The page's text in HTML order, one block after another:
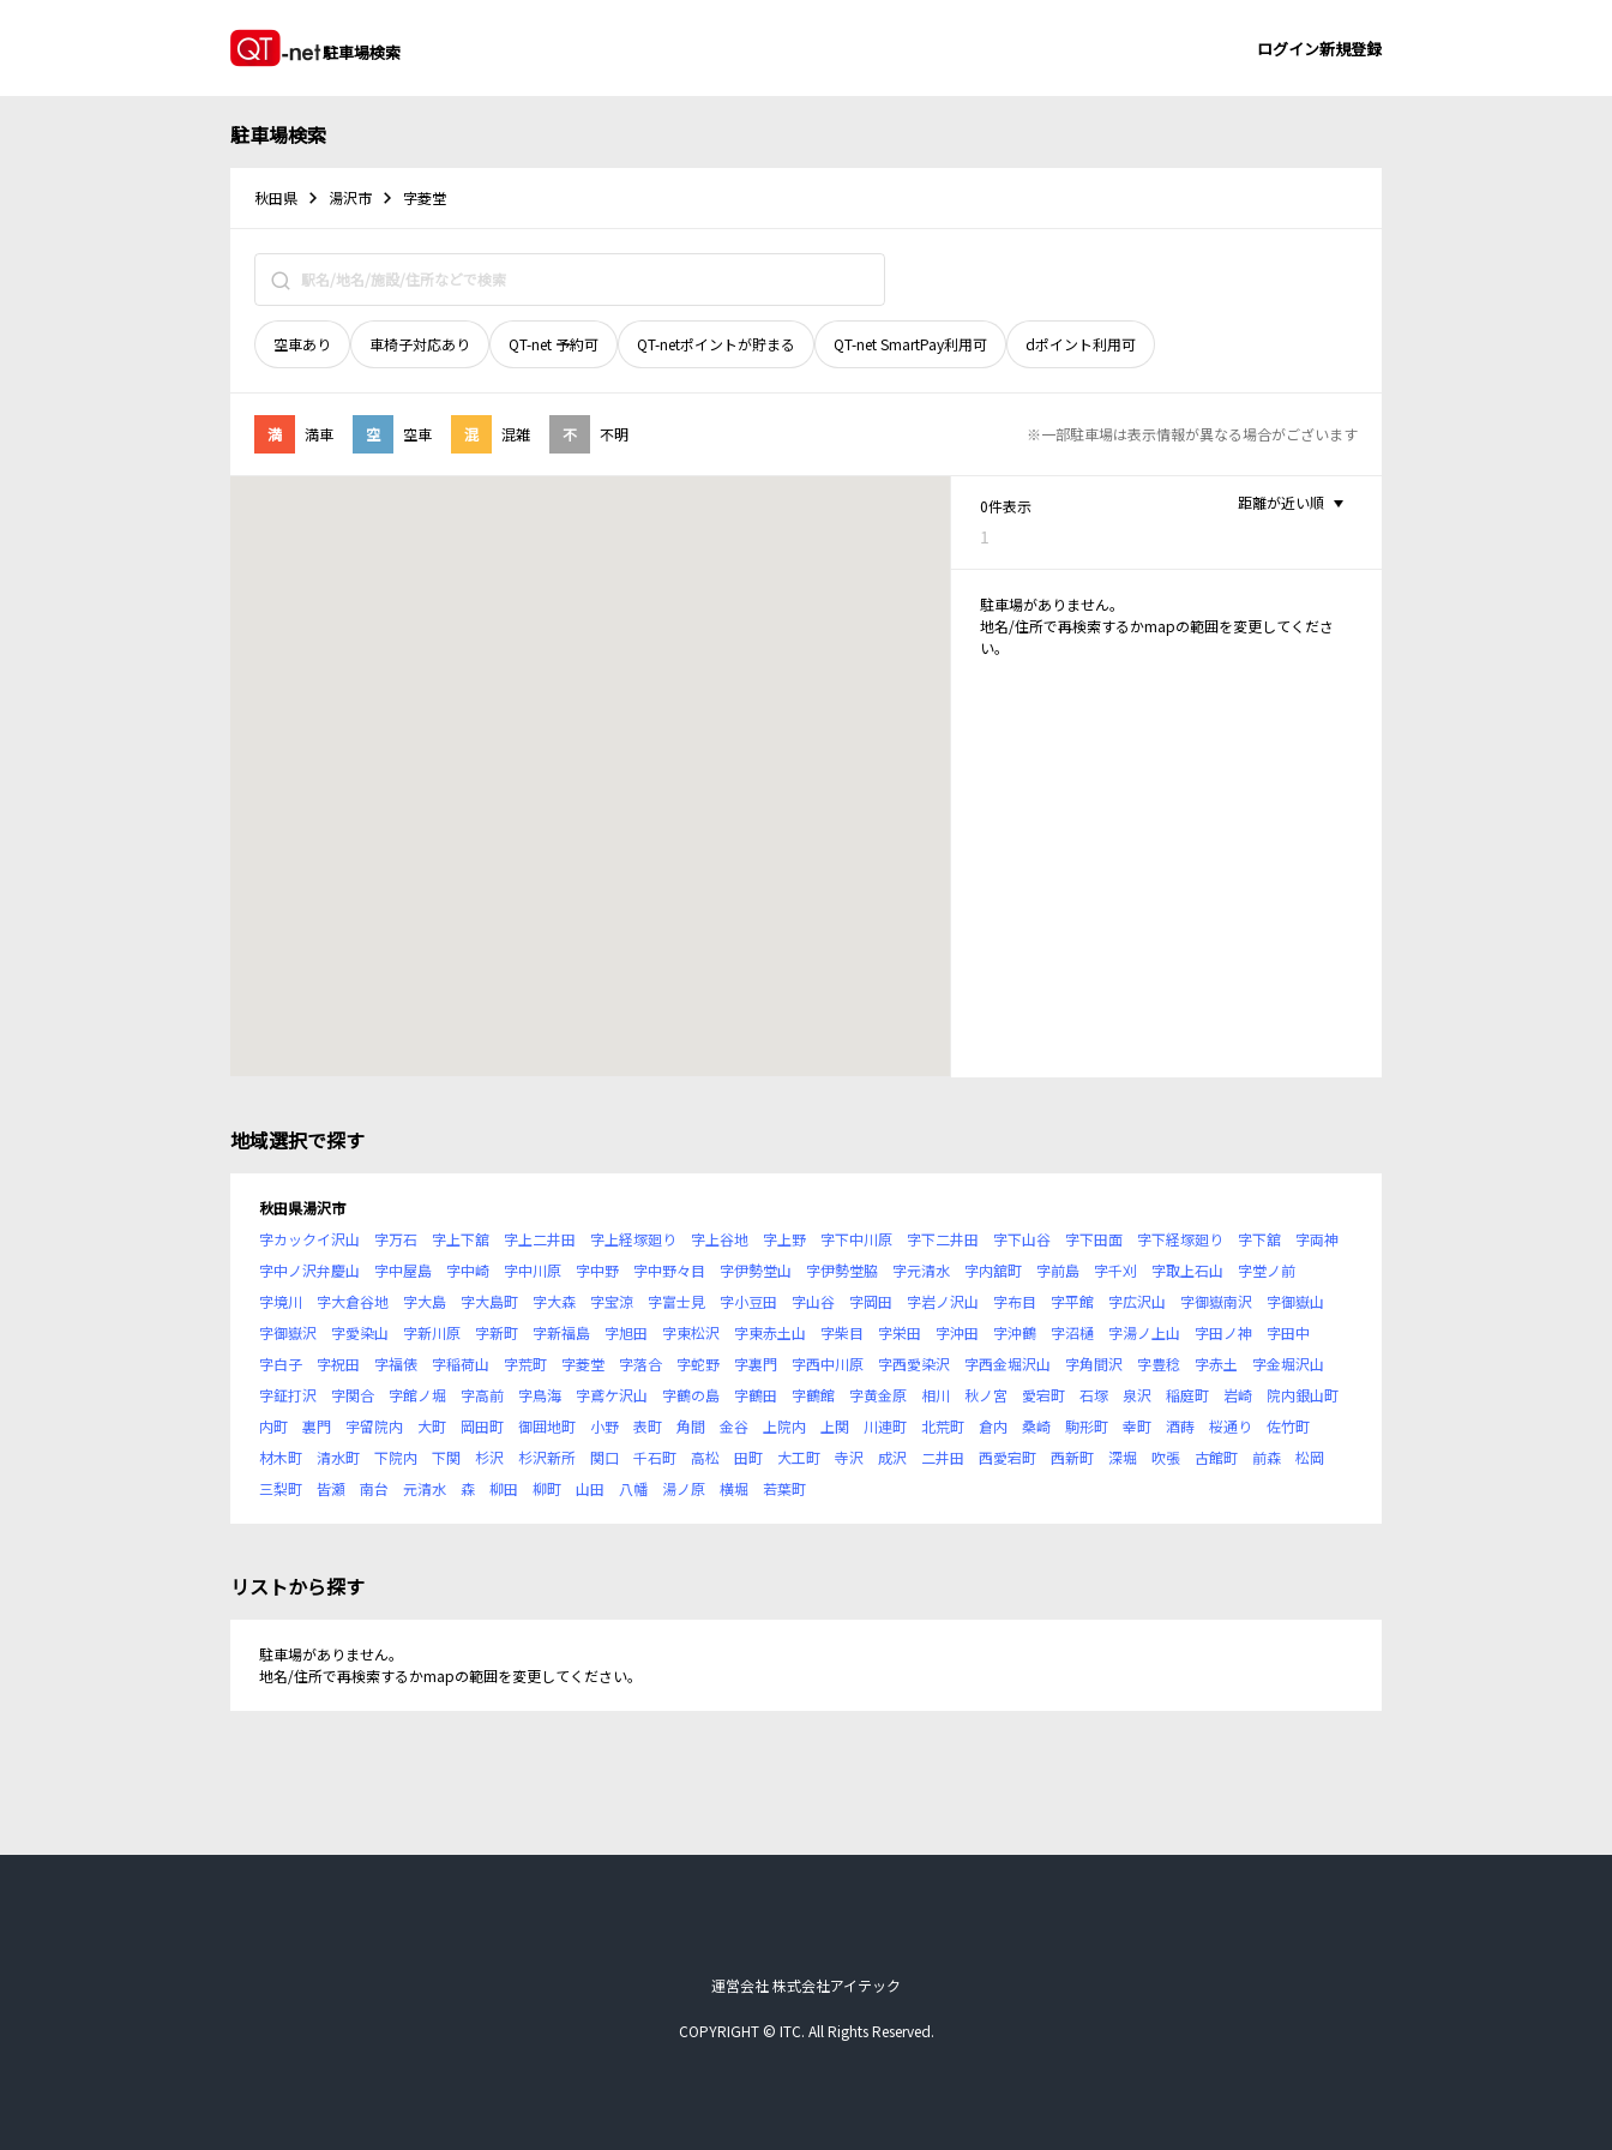
駐車場検索 ログイン新規登録
駐車場検索
秋田県 湯沢市 字菱堂
空車あり 車椅子対応あり QT-net 予約可 QT-netポイントが貯まる QT-net SmartPay利用可 dポイント利用可
満 満車 空 空車 混 混雑 不 不明 ※一部駐車場は表示情報が異なる場合がございます
0件表示
1
距離が近い順
駐車場がありません。
地名/住所で再検索するかmapの範囲を変更してくださ
い。
地域選択で探す
秋田県湯沢市
字カックイ沢山
字万石 字上下舘 字上二井田 字上経塚廻り 字上谷地 字上野 字下中川原 字下二井田 字下山谷 字下田面 字下経塚廻り 字下舘
字両神
字中ノ沢弁慶山
字中屋島 字中崎 字中川原 字中野 字中野々目 字伊勢堂山 字伊勢堂脇 字元清水 字内舘町 字前島 字千刈 字取上石山
字堂ノ前
字境川
字大倉谷地 字大島 字大島町 字大森 字宝涼 字富士見 字小豆田 字山谷 字岡田 字岩ノ沢山 字布目 字平館 字広沢山 字御嶽南沢
字御嶽山
字御嶽沢
字愛染山 字新川原 字新町 字新福島 字旭田 字東松沢 字東赤土山 字柴目 字栄田 字沖田 字沖鶴 字沼樋 字湯ノ上山 字田ノ神
字田中
字白子
字祝田 字福俵 字稲荷山 字荒町 字菱堂 字落合 字蛇野 字裏門 字西中川原 字西愛染沢 字西金堀沢山 字角間沢 字豊稔 字赤土
字金堀沢山
字鉦打沢
字関合 字館ノ堀 字高前 字鳥海 字鳶ケ沢山 字鶴の島 字鶴田 字鶴館 字黄金原 相川 秋ノ宮 愛宕町 石塚 泉沢 稲庭町 岩崎
院内銀山町
内町
裏門 宇留院内 大町 岡田町 御囲地町 小野 表町 角間 金谷 上院内 上関 川連町 北荒町 倉内 桑崎 駒形町 幸町 酒蒔 桜通り
佐竹町
材木町
清水町 下院内 下関 杉沢 杉沢新所 関口 千石町 高松 田町 大工町 寺沢 成沢 二井田 西愛宕町 西新町 深堀 吹張 古館町 前森
松岡
三梨町
皆瀬 南台 元清水 森 柳田 柳町 山田 八幡 湯ノ原 横堀 若葉町
リストから探す
駐車場がありません。
地名/住所で再検索するかmapの範囲を変更してください。
運営会社 株式会社アイテック
COPYRIGHT © ITC. All Rights Reserved.